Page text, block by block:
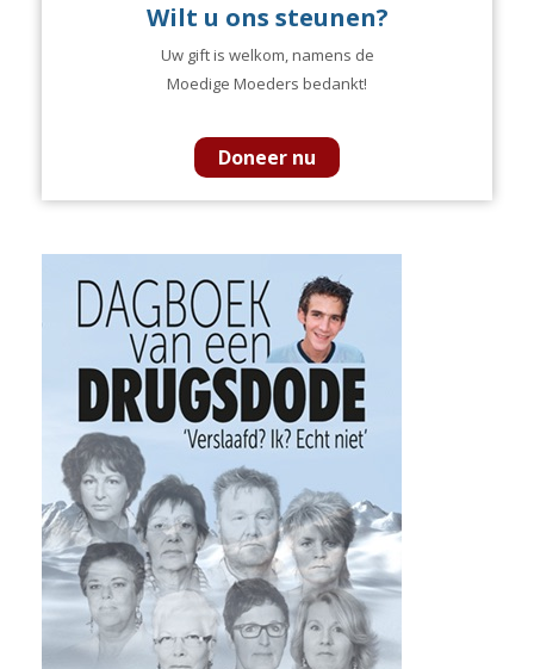
Wilt u ons steunen?
Uw gift is welkom, namens de
Moedige Moeders bedankt!
Doneer nu